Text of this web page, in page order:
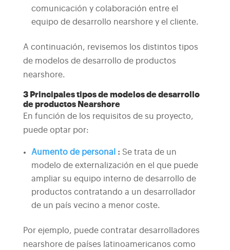
comunicación y colaboración entre el
equipo de desarrollo nearshore y el cliente.
A continuación, revisemos los distintos tipos
de modelos de desarrollo de productos
nearshore.
3 Principales tipos de modelos de desarrollo
de productos Nearshore
En función de los requisitos de su proyecto,
puede optar por:
Aumento de personal : Se trata de un
modelo de externalización en el que puede
ampliar su equipo interno de desarrollo de
productos contratando a un desarrollador
de un país vecino a menor coste.
Por ejemplo, puede contratar desarrolladores
nearshore de países latinoamericanos como